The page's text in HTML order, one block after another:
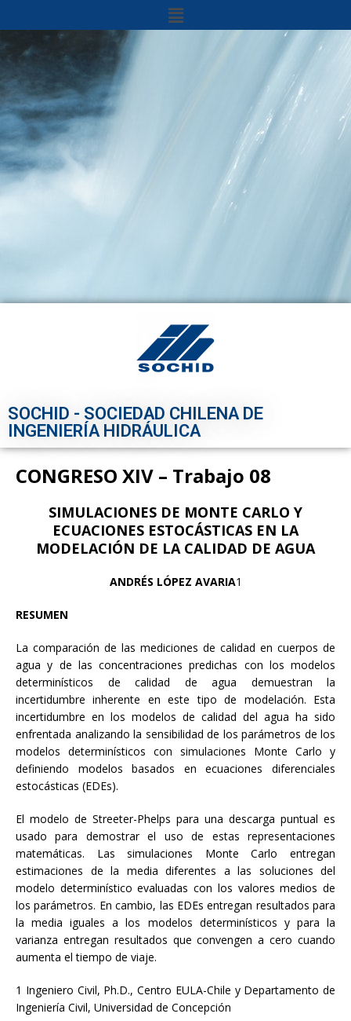
SOCHID - SOCIEDAD CHILENA DE
INGENIERÍA HIDRÁULICA
CONGRESO XIV – Trabajo 08
SIMULACIONES DE MONTE CARLO Y
ECUACIONES ESTOCÁSTICAS EN LA
MODELACIÓN DE LA CALIDAD DE AGUA
ANDRÉS LÓPEZ AVARIA1
RESUMEN
La comparación de las mediciones de calidad en cuerpos de
agua y de las concentraciones predichas con los modelos
determinísticos de calidad de agua demuestran la
incertidumbre inherente en este tipo de modelación. Esta
incertidumbre en los modelos de calidad del agua ha sido
enfrentada analizando la sensibilidad de los parámetros de los
modelos determinísticos con simulaciones Monte Carlo y
definiendo modelos basados en ecuaciones diferenciales
estocásticas (EDEs).
El modelo de Streeter-Phelps para una descarga puntual es
usado para demostrar el uso de estas representaciones
matemáticas. Las simulaciones Monte Carlo entregan
estimaciones de la media diferentes a las soluciones del
modelo determinístico evaluadas con los valores medios de
los parámetros. En cambio, las EDEs entregan resultados para
la media iguales a los modelos determinísticos y para la
varianza entregan resultados que convengen a cero cuando
aumenta el tiempo de viaje.
1 Ingeniero Civil, Ph.D., Centro EULA-Chile y Departamento de
Ingeniería Civil, Universidad de Concepción